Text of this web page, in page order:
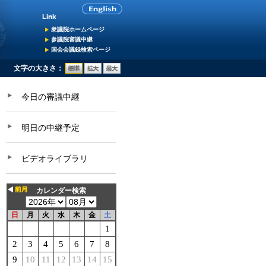
衆議院ホームページ
参議院審議中継
国会会議録検索ページ
文字の大きさ：
今日の審議中継
明日の中継予定
ビデオライブラリ
カレンダー検索
日 月 火 水 木 金 土
1
2
3 4 5 6 7
8
9
10 11 12 13 14
15